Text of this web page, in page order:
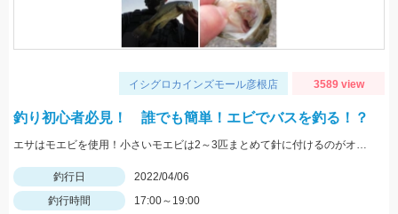
イシグロカインズモール彦根店 3589 view
釣り初心者必見！ 誰でも簡単！エビでバスを釣る！？
エサはモエビを使用！小さいモエビは2～3匹まとめて針に付けるのがオススメ！
釣行日
2022/04/06
釣行時間
17:00～19:00